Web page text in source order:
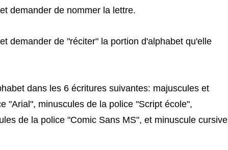
demander de nommer la lettre.
demander de "réciter" la portion d'alphabet qu'elle
dans les 6 écritures suivantes: majuscules et
"Arial", minuscules de la police "Script école",
de la police "Comic Sans MS", et minuscule cursive